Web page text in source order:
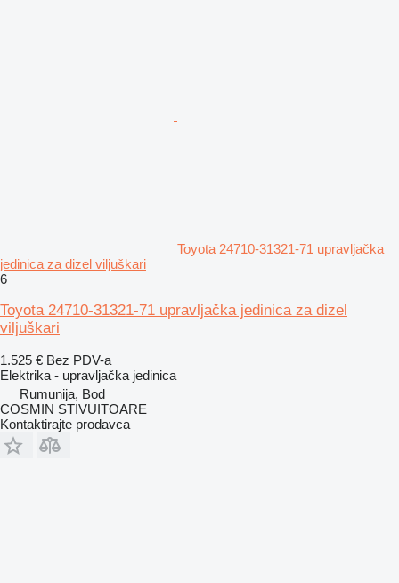
Toyota 24710-31321-71 upravljačka
jedinica za dizel viljuškari
6
Toyota 24710-31321-71 upravljačka jedinica za dizel
viljuškari
1.525 € Bez PDV-a
Elektrika - upravljačka jedinica
Rumunija, Bod
COSMIN STIVUITOARE
Kontaktirajte prodavca